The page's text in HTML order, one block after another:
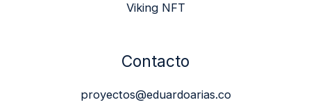
Viking NFT
Contacto
proyectos@eduardoarias.co